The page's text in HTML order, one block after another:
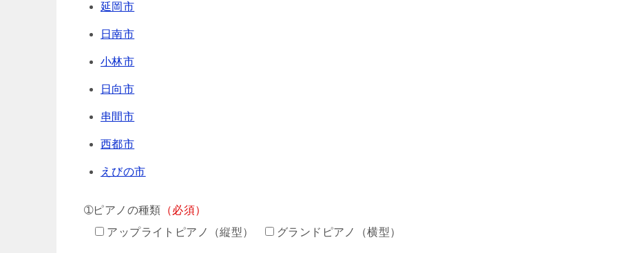
延岡市
日南市
小林市
日向市
串間市
西都市
えびの市
➀ピアノの種類 （必須）
アップライトピアノ（縦型）
グランドピアノ（横型）